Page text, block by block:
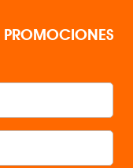
PROMOCIONES